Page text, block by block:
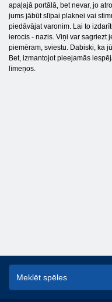
apaļajā portālā, bet nevar, jo
jums jābūt slīpai plaknei vai
piedāvājat varonim. Lai to
ierocis - nazis. Viņi var sagriezt
piemēram, sviestu. Dabiski, ka
Bet, izmantojot pieejamās
līmeņos.